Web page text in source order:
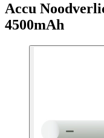
Accu
4500mAh